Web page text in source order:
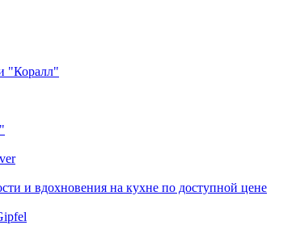
"Коралл"
и вдохновения на кухне по доступной цене